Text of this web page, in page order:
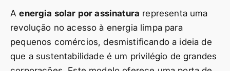
Aenergia solar por assinatura representa uma
revolução no acesso à energia limpa para
pequenos comércios, desmistificando a ideia de
que a sustentabilidade é um privilégio de grandes